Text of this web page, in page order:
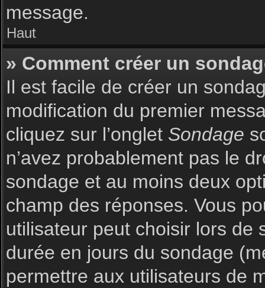
message.
Haut
» Comment créer un
Il est facile de créer un
modification du premier
cliquez sur l’onglet Sondage
n’avez probablement pas le
sondage et au moins deux
champ des réponses. Vous
utilisateur peut choisir lors de
durée en jours du sondage
permettre aux utilisateurs de